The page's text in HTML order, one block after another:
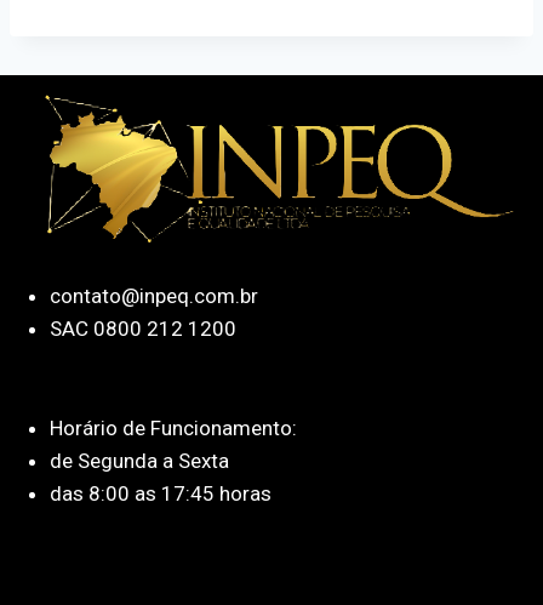
contato@inpeq.com.br
SAC 0800 212 1200
Horário de Funcionamento:
de Segunda a Sexta
das 8:00 as 17:45 horas